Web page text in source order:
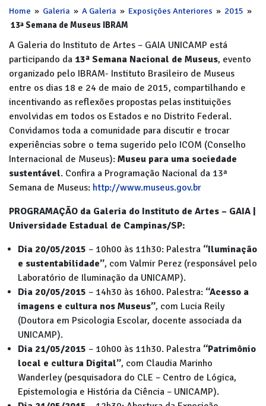
Home » Galeria » A Galeria » Exposições Anteriores » 2015 »
13ª Semana de Museus IBRAM
A Galeria do Instituto de Artes – GAIA UNICAMP está
participando da 13ª Semana Nacional de Museus, evento
organizado pelo IBRAM- Instituto Brasileiro de Museus
entre os dias 18 e 24 de maio de 2015, compartilhando e
incentivando as reflexões propostas pelas instituições
envolvidas em todos os Estados e no Distrito Federal.
Convidamos toda a comunidade para discutir e trocar
experiências sobre o tema sugerido pelo ICOM (Conselho
Internacional de Museus): Museu para uma sociedade
sustentável. Confira a Programação Nacional da 13ª
Semana de Museus: http://www.museus.gov.br
PROGRAMAÇÃO da Galeria do Instituto de Artes – GAIA |
Universidade Estadual de Campinas/SP:
Dia 20/05/2015 – 10h00 às 11h30: Palestra “Iluminação
e sustentabilidade”, com Valmir Perez (responsável pelo
Laboratório de Iluminação da UNICAMP).
Dia 20/05/2015 – 14h30 às 16h00. Palestra: “Acesso a
imagens e cultura nos Museus”, com Lucia Reily
(Doutora em Psicologia Escolar, docente associada da
UNICAMP).
Dia 21/05/2015 – 10h00 às 11h30. Palestra “Patrimônio
local e cultura Digital”, com Claudia Marinho
Wanderley (pesquisadora do CLE – Centro de Lógica,
Epistemologia e História da Ciência – UNICAMP).